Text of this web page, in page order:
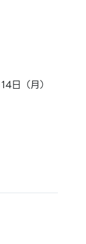
日（月）